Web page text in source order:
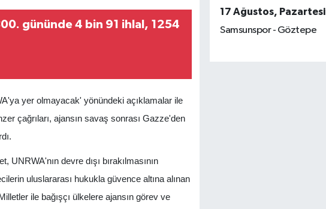
gününde 4 bin 91 ihlal, 1254
yer olmayacak' yönündeki açıklamalar ile
çağrıları, ajansın savaş sonrası Gazze'den
devre dışı bırakılmasının
uluslararası hukukla güvence altına alınan
ile bağışçı ülkelere ajansın görev ve
17 Ağustos, Pazartesi
Samsunspor - Göztepe